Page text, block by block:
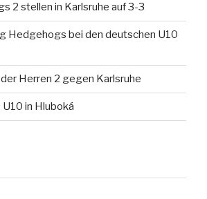
2 stellen in Karlsruhe auf 3-3
Hedgehogs bei den deutschen U10
Herren 2 gegen Karlsruhe
U10 in Hluboká